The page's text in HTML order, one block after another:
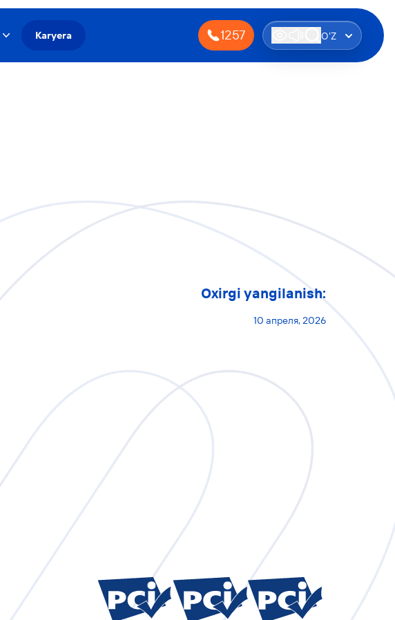
Karyera 1257 O'Z
Oxirgi yangilanish:
10 апреля, 2026